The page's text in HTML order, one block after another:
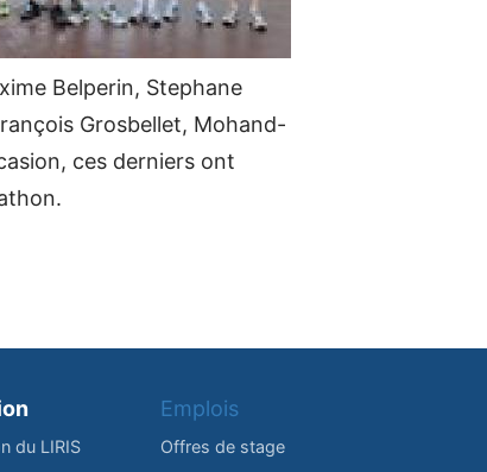
Belperin, Stephane
Grosbellet, Mohand-
ces derniers ont
du LIRIS
Emplois
Offres de stage